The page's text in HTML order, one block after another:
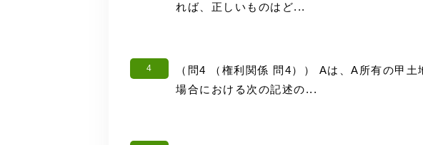
れば、正しいものはど...
4
（問4 （権利関係 問4）） Aは、A所有の甲
場合における次の記述の...